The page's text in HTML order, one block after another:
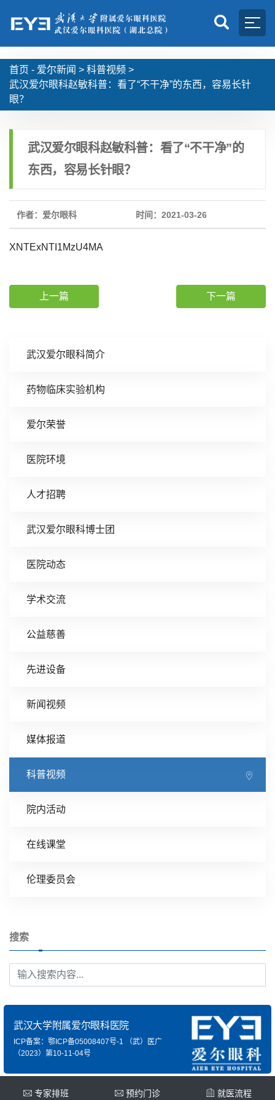
首页 - 爱尔新闻 > 科普视频 >
武汉爱尔眼科赵敏科普：看了“不干净”的东西，容易长针
眼？
武汉爱尔眼科简介
药物临床实验机构
爱尔荣誉
医院环境
人才招聘
武汉爱尔眼科博士团
医院动态
学术交流
公益慈善
先进设备
新闻视频
媒体报道
科普视频
院内活动
在线课堂
伦理委员会
搜索
武汉爱尔眼科赵敏科普：看了“不干净”的
东西，容易长针眼？
作者：爱尔眼科 时间：2021-03-26
XNTExNTI1MzU4MA
上一篇 下一篇
武汉大学附属爱尔眼科医院
ICP备案：鄂ICP备05008407号-1 （武）医广
（2023）第10-11-04号
专家排班 预约门诊 就医流程